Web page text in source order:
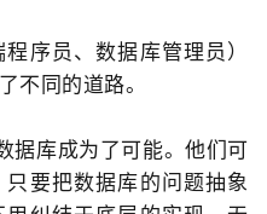
序员、数据库管理员）
不同的道路。
据库成为了可能。他们可
要把数据库的问题抽象